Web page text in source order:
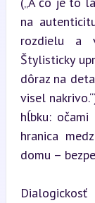
na
rozdielu a
Štylisticky
dôraz na
visel
hĺbku:
hranica
domu –